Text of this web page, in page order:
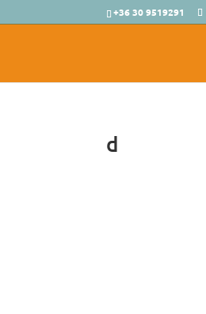
+36 30 9519291
d